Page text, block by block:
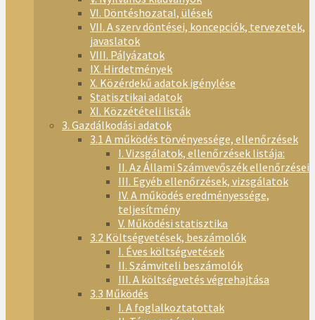
VI. Döntéshozatal, ülések
VII. A szerv döntései, koncepciók, tervezetek,
javaslatok
VIII. Pályázatok
IX. Hirdetmények
X. Közérdekű adatok igénylése
Statisztikai adatok
XI. Közzétételi listák
3. Gazdálkodási adatok
3.1 A működés törvényessége, ellenőrzések
I. Vizsgálatok, ellenőrzések listája:
II. Az Állami Számvevőszék ellenőrzései
III. Egyéb ellenőrzések, vizsgálatok
IV. A működés eredményessége,
teljesítmény
V. Működési statisztika
3.2 Költségvetések, beszámolók
I. Éves költségvetések
II. Számviteli beszámolók
III. A költségvetés végrehajtása
3.3 Működés
I. A foglalkoztatottak